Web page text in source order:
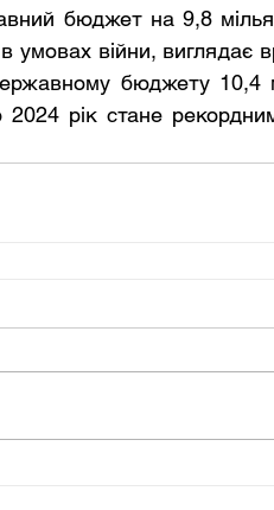
бюджет на 9,8
умовах війни, виглядає
бюджету
рік стане